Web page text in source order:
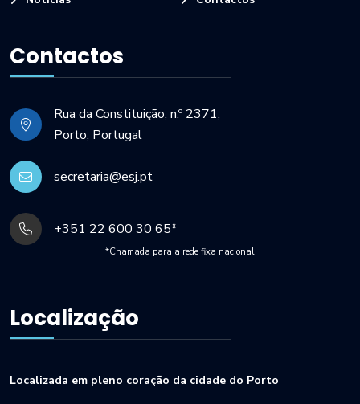
Contactos
Rua da Constituição, n.º 2371,
Porto, Portugal
secretaria@esj.pt
+351 22 600 30 65*
*Chamada para a rede fixa nacional
Localização
Localizada em pleno coração da cidade do Porto